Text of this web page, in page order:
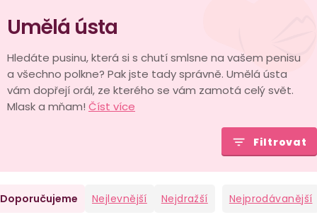
Umělá ústa
Hledáte pusinu, která si s chutí smlsne na vašem penisu
a všechno polkne? Pak jste tady správně. Umělá ústa
vám dopřejí orál, ze kterého se vám zamotá celý svět.
Mlask a mňam! Číst více
Filtrovat
Doporučujeme Nejlevnější Nejdražší Nejprodávanější